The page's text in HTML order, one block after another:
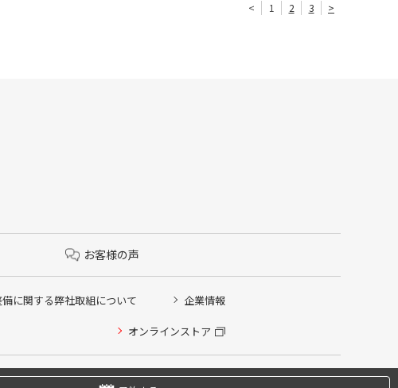
< 1 2 3 >
お客様の声
に関する弊社取組について 企業情報
オンラインストア